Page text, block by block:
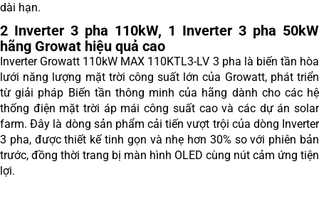
dài hạn.
2 Inverter 3 pha 110kW, 1 Inverter 3 pha 50kW
hãng Growat hiệu quả cao
Inverter Growatt 110kW MAX 110KTL3-LV 3 pha là biến tần hòa
lưới năng lượng mặt trời công suất lớn của Growatt, phát triển
từ giải pháp Biến tần thông minh của hãng dành cho các hệ
thống điện mặt trời áp mái công suất cao và các dự án solar
farm. Đây là dòng sản phẩm cải tiến vượt trội của dòng Inverter
3 pha, được thiết kế tinh gọn và nhẹ hơn 30% so với phiên bản
trước, đồng thời trang bị màn hình OLED cùng nút cảm ứng tiện
lợi.